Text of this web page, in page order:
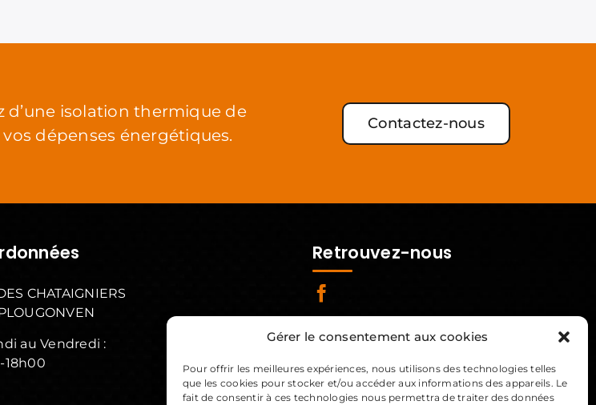
Gérer le consentement aux cookies
Pour offrir les meilleures expériences, nous utilisons des technologies telles
que les cookies pour stocker et/ou accéder aux informations des appareils. Le
fait de consentir à ces technologies nous permettra de traiter des données
isolation thermique de
dépenses énergétiques.
Contactez-nous
CHATAIGNIERS
au Vendredi :
Retrouvez-nous